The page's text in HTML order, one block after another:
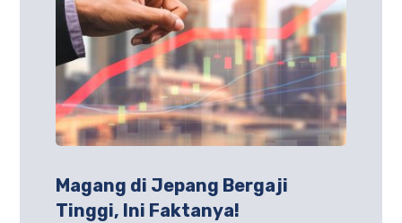
Magang di Jepang Bergaji
Tinggi, Ini Faktanya!